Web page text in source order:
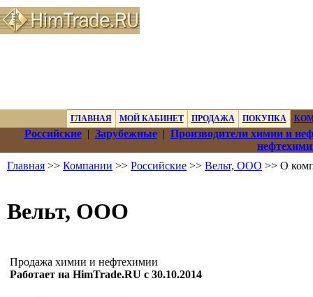
ГЛАВНАЯ МОЙ КАБИНЕТ ПРОДАЖА ПОКУПКА
Российские| Зарубежные| Производители химии и
Главная >> Компании >> Российские >> Вельт, ООО >> О
Вельт, ООО
Продажа химии и нефтехимии
Работает на HimTrade.RU с 30.10.2014